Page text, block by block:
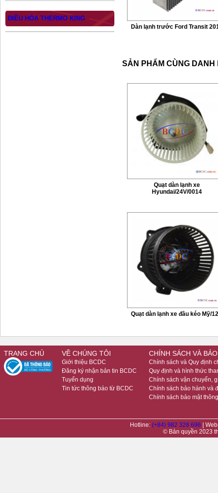
ĐIỀU HÒA THERMO KING
Dàn lạnh trước Ford Transit
SẢN PHẨM CÙNG
Quạt dàn lạnh xe
Hyundai/24V/0014
Quạt dàn lạnh xe đầu kéo Mỹ/
TRANG CHỦ VỀ CHÚNG TÔI
Giới thiệu BCDC
Đăng ký nhận bản tin BCDC
Tuyển dụng
Tin tức thông báo từ BCDC
CHÍNH SÁCH VÀ
Chính sách và Quy định
Quy định và hình thức
Chính sách vận chuyển,
Chính sách bảo hành và
Chính sách bảo mật
Hotline: (+84) 982 328 696
|
© Bản quyền 2023